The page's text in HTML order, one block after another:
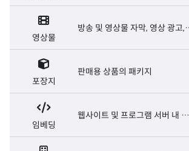
영상물
방송 및 영상물 자막, 영상 광고,
포장지
판매용 상품의 패키지
임베딩
웹사이트 및 프로그램 서버 내 폰